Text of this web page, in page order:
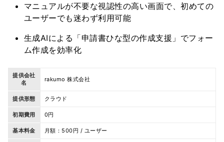
マニュアルが不要な視認性の高い画面で、初めての
ユーザーでも迷わず利用可能
生成AIによる「申請書ひな型の作成支援」でフォー
ム作成を効率化
提供会社
名
rakumo 株式会社
提供形態 クラウド
初期費用 0円
基本料金 月額：500円 / ユーザー